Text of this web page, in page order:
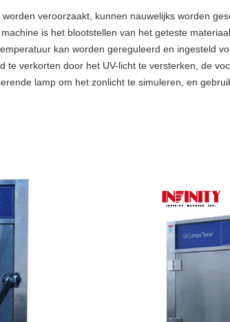
veroorzaakt, kunnen nauwelijks worden
is het blootstellen van het geteste
kan worden gereguleerd en ingesteld
verkorten door het UV-licht te versterken, de
lamp om het zonlicht te simuleren, en